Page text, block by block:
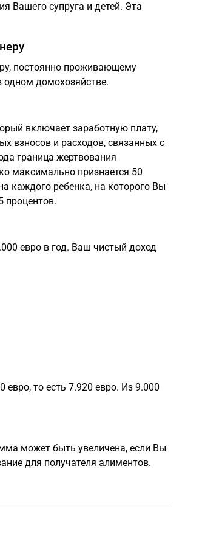
Вашего супруга и детей. Эта
постоянно проживающему
домохозяйстве.
включает заработную плату,
взносов и расходов, связанных с
граница жертвования
максимально признается 50
каждого ребенка, на которого Вы
процентов.
евро в год. Ваш чистый доход
то есть 7.920 евро. Из 9.000
может быть увеличена, если Вы
для получателя алиментов.